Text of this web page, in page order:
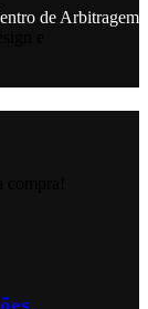
de Arbitragem